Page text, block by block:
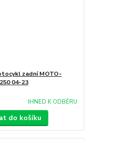
zadní MOTO-
04-23
IHNED K ODBĚRU
do košíku